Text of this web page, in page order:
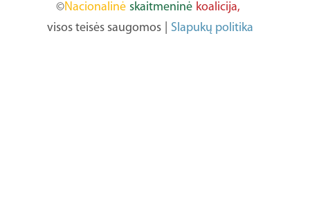
©Nacionalinė skaitmeninė koalicija,
visos teisės saugomos
Slapukų politika